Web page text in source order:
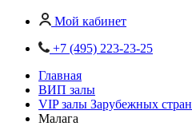
Мой кабинет
+7 (495) 223-23-25
Главная
ВИП залы
VIP залы Зарубежных стран
Малага